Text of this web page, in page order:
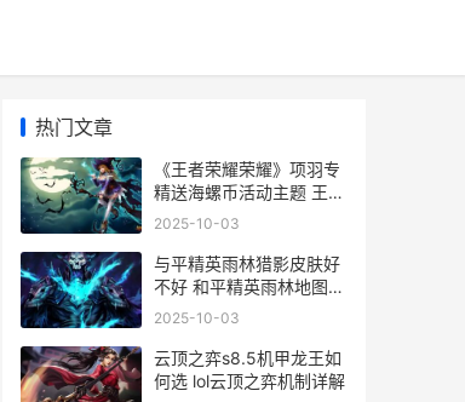
热门文章
《王者荣耀荣耀》项羽专
精送海螺币活动主题 王者
荣耀荣耀之章
2025-10-03
与平精英雨林猎影皮肤好
不好 和平精英雨林地图枪
械搭配推荐
2025-10-03
云顶之弈s8.5机甲龙王如
何选 lol云顶之弈机制详解